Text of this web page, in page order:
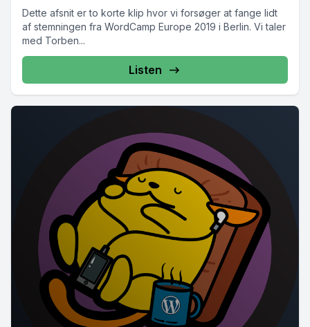
Dette afsnit er to korte klip hvor vi forsøger at fange lidt
af stemningen fra WordCamp Europe 2019 i Berlin. Vi taler
med Torben...
Listen